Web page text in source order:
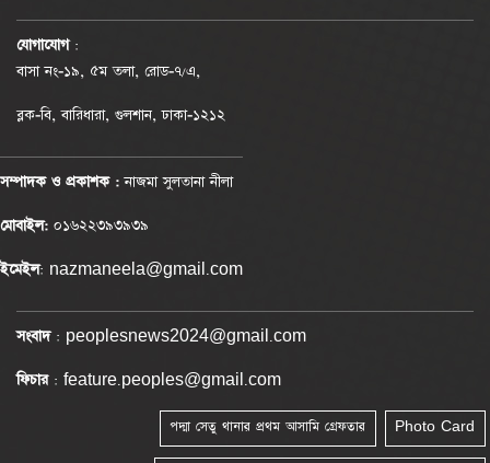
যোগাযোগ :
বাসা নং-১৯, ৫ম তলা, রোড-৭/এ,
ব্লক-বি, বারিধারা, গুলশান, ঢাকা-১২১২
সম্পাদক ও প্রকাশক :নাজমা সুলতানা নীলা
মোবাইল: ০১৬২২৩৯৩৯৩৯
ইমেইল: nazmaneela@gmail.com
সংবাদ: peoplesnews2024@gmail.com
ফিচার: feature.peoples@gmail.com
Photo Card
পদ্মা সেতু থানার প্রথম আসামি গ্রেফতার